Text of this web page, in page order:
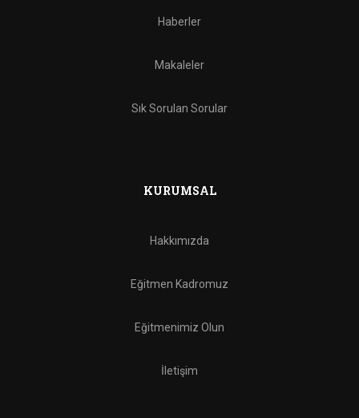
Haberler
Makaleler
Sık Sorulan Sorular
KURUMSAL
Hakkımızda
Eğitmen Kadromuz
Eğitmenimiz Olun
İletişim